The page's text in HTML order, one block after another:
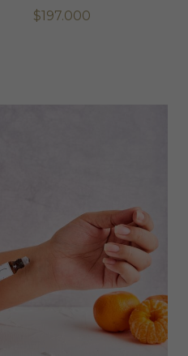
$197.000